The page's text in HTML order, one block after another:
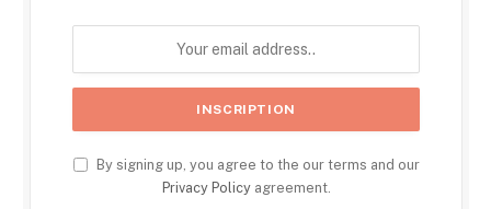
By signing up, you agree to the our terms and our
Privacy Policyagreement.